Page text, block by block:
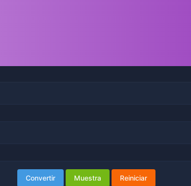
Convertir Muestra Reiniciar